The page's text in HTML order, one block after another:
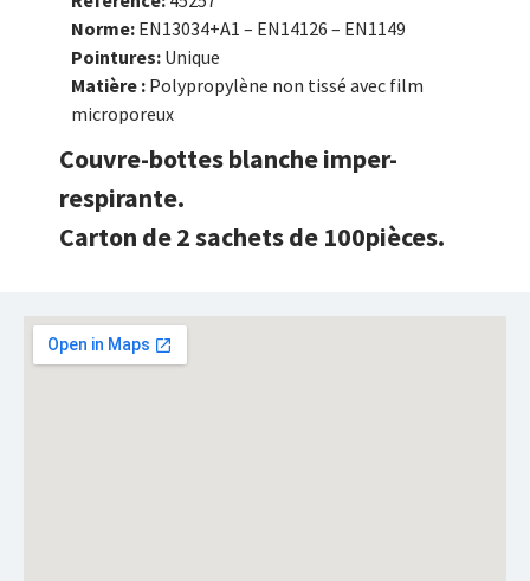
Norme: EN13034+A1 – EN14126 – EN1149
Pointures: Unique
Matière : Polypropylène non tissé avec film
microporeux
Couvre-bottes blanche imper-
respirante.
Carton de 2 sachets de 100pièces.